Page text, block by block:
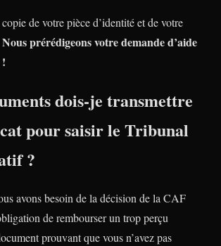
de votre pièce d’identité et de votre
Nous prérédigeons votre demande d’aide
dois-je transmettre
pour saisir le Tribunal
?
avons besoin de la décision de la CAF
de rembourser un trop perçu
prouvant que vous n’avez pas